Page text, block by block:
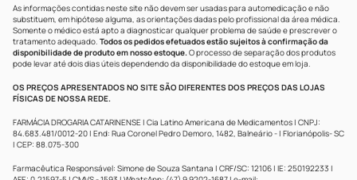
As informações contidas neste site não devem ser usadas para automedicação e não
substituem, em hipótese alguma, as orientações dadas pelo profissional da área médica.
Somente o médico está apto a diagnosticar qualquer problema de saúde e prescrever o
tratamento adequado. Todos os pedidos efetuados estão sujeitos à confirmação da
disponibilidade de produto em nosso estoque.O processo de separação dos produtos
pode levar até dois dias úteis dependendo da disponibilidade do estoque em loja.
OS PREÇOS APRESENTADOS NO SITE SÃO DIFERENTES DOS PREÇOS DAS LOJAS
FÍSICAS DE NOSSA REDE.
FARMÁCIA DROGARIA CATARINENSE | Cia Latino Americana de Medicamentos | CNPJ:
84.683.481/0012-20 | End: Rua Coronel Pedro Demoro, 1482, Balneário - | Florianópolis- SC
| CEP: 88.075-300
Farmacêutica Responsável: Simone de Souza Santana | CRF/SC: 12106 | IE: 250192233 |